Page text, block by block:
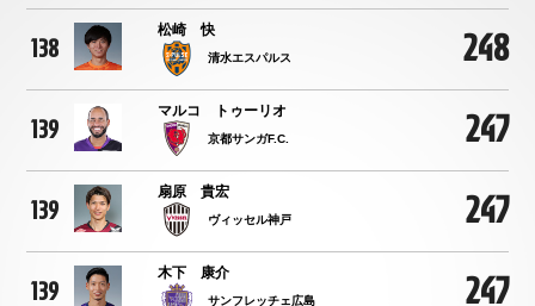
138
松崎 快
清水エスパルス 248
139
マルコ トゥーリオ
京都サンガF.C. 247
139
扇原 貴宏
ヴィッセル神戸 247
139
木下 康介
サンフレッチェ広島 247